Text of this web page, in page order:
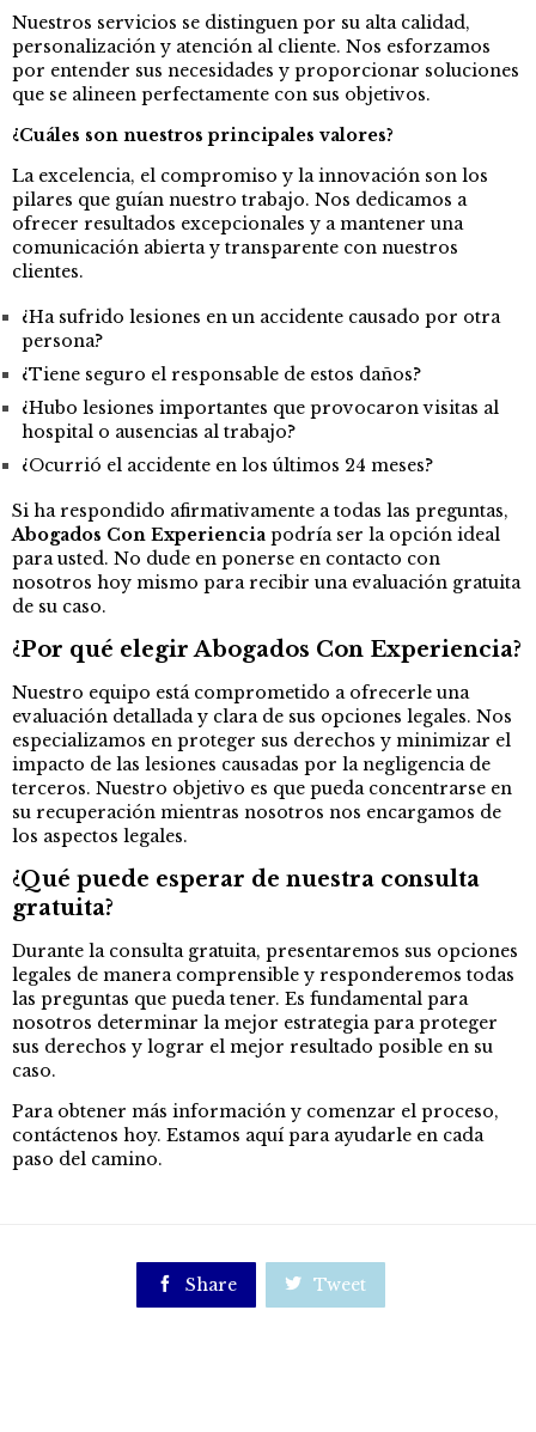
Nuestros servicios se distinguen por su alta calidad,
personalización y atención al cliente. Nos esforzamos
por entender sus necesidades y proporcionar soluciones
que se alineen perfectamente con sus objetivos.
¿Cuáles son nuestros principales valores?
La excelencia, el compromiso y la innovación son los
pilares que guían nuestro trabajo. Nos dedicamos a
ofrecer resultados excepcionales y a mantener una
comunicación abierta y transparente con nuestros
clientes.
¿Ha sufrido lesiones en un accidente causado por otra
persona?
¿Tiene seguro el responsable de estos daños?
¿Hubo lesiones importantes que provocaron visitas al
hospital o ausencias al trabajo?
¿Ocurrió el accidente en los últimos 24 meses?
Si ha respondido afirmativamente a todas las preguntas,
Abogados Con Experiencia podría ser la opción ideal
para usted. No dude en ponerse en contacto con
nosotros hoy mismo para recibir una evaluación gratuita
de su caso.
¿Por qué elegir Abogados Con Experiencia?
Nuestro equipo está comprometido a ofrecerle una
evaluación detallada y clara de sus opciones legales. Nos
especializamos en proteger sus derechos y minimizar el
impacto de las lesiones causadas por la negligencia de
terceros. Nuestro objetivo es que pueda concentrarse en
su recuperación mientras nosotros nos encargamos de
los aspectos legales.
¿Qué puede esperar de nuestra consulta
gratuita?
Durante la consulta gratuita, presentaremos sus opciones
legales de manera comprensible y responderemos todas
las preguntas que pueda tener. Es fundamental para
nosotros determinar la mejor estrategia para proteger
sus derechos y lograr el mejor resultado posible en su
caso.
Para obtener más información y comenzar el proceso,
contáctenos hoy. Estamos aquí para ayudarle en cada
paso del camino.
 Share  Tweet